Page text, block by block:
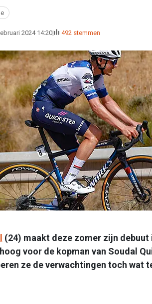
2024 14:20 492 stemmen
(24) maakt deze zomer zijn debuut
voor de kopman van Soudal
ze de verwachtingen toch wat